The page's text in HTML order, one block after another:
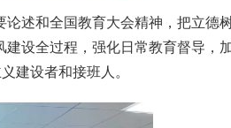
述和全国教育大会精神，把立德
设全过程，强化日常教育督导，
建设者和接班人。